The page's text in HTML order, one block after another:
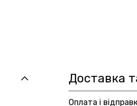
Доставка
Оплата і